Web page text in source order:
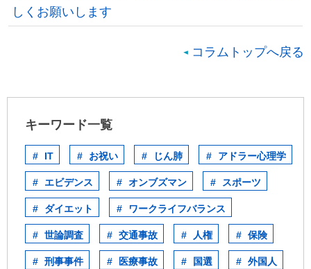
しくお願いします
コラムトップへ戻る
キーワード一覧
IT お祝い じん肺 アドラー心理学
エビデンス オンブズマン スポーツ
ダイエット ワークライフバランス
世論調査 交通事故 人権 保険
刑事事件 医療事故 国選 外国人